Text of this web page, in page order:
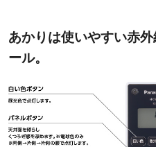
あかりは使いやすい赤
ール。